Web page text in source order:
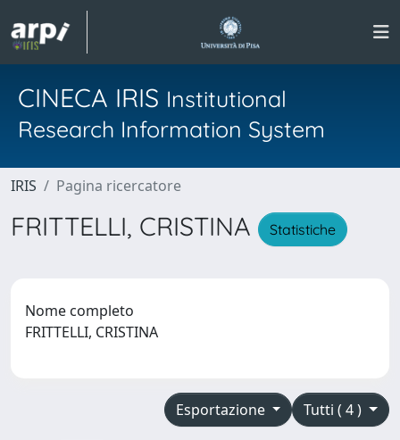
CINECA IRIS Institutional
Research Information System
IRIS Pagina ricercatore
FRITTELLI, CRISTINA Statistiche
Nome completo
FRITTELLI, CRISTINA
Tutti ( 4 )
Esportazione